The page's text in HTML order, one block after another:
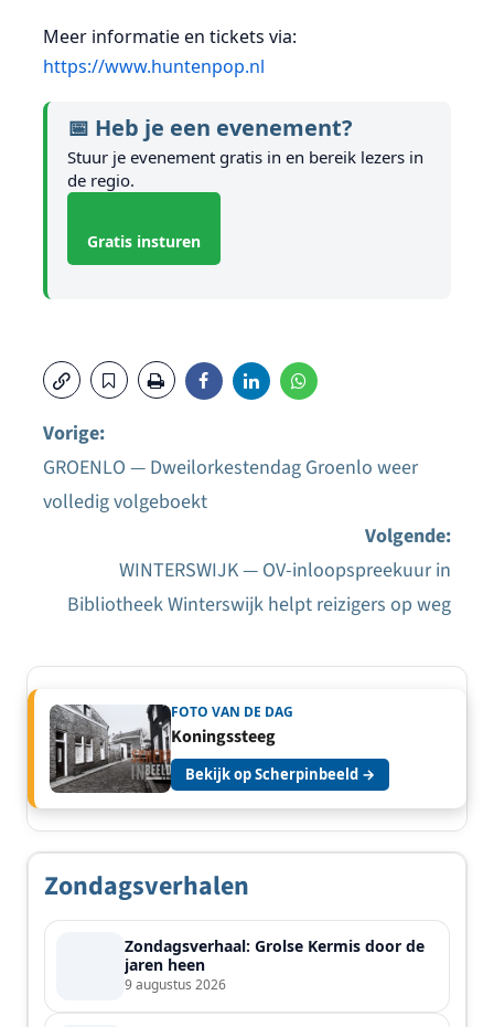
Meer informatie en tickets via:
https://www.huntenpop.nl
📅 Heb je een evenement?
Stuur je evenement gratis in en bereik lezers in
de regio.
Gratis insturen
Bericht
Vorige:
GROENLO — Dweilorkestendag Groenlo weer
volledig volgeboekt
Volgende:
WINTERSWIJK — OV-inloopspreekuur in
Bibliotheek Winterswijk helpt reizigers op weg
FOTO VAN DE DAG
Koningssteeg
Bekijk op Scherpinbeeld →
Zondagsverhalen
Zondagsverhaal: Grolse Kermis door de
jaren heen
9 augustus 2026